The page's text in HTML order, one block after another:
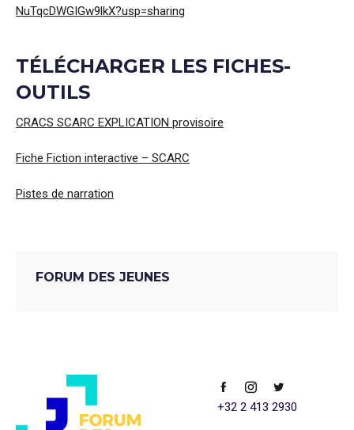
NuTqcDWGIGw9lkX?usp=sharing
TÉLÉCHARGER LES FICHES-
OUTILS
CRACS SCARC EXPLICATION provisoire
Fiche Fiction interactive – SCARC
Pistes de narration
FORUM DES JEUNES
+32 2 413 2930